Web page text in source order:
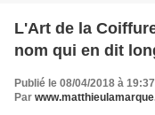
L'Art de la
nom qui en dit
Publié le 08/04/2018 à 19:37
Par